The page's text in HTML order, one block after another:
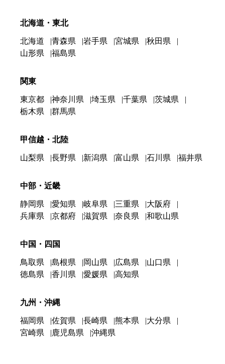
北海道・東北
北海道 青森県 岩手県 宮城県
秋田県
山形県
福島県
関東
東京都 神奈川県 埼玉県 千葉県
茨城県
栃木県
群馬県
甲信越・北陸
山梨県 長野県 新潟県 富山県 石川県 福井県
中部・近畿
静岡県 愛知県 岐阜県 三重県
大阪府
兵庫県
京都府 滋賀県 奈良県 和歌山県
中国・四国
鳥取県 島根県 岡山県 広島県
山口県
徳島県
香川県 愛媛県 高知県
九州・沖縄
福岡県 佐賀県 長崎県 熊本県
大分県
宮崎県
鹿児島県 沖縄県